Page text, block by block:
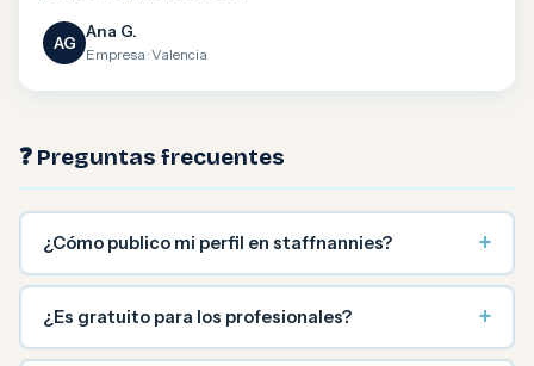
AG
Ana G.
Empresa · Valencia
❓ Preguntas frecuentes
¿Cómo publico mi perfil en staffnannies? +
¿Es gratuito para los profesionales? +